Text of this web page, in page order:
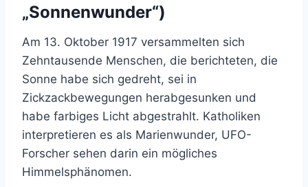
„Sonnenwunder“)
Am 13. Oktober 1917 versammelten sich
Zehntausende Menschen, die berichteten, die
Sonne habe sich gedreht, sei in
Zickzackbewegungen herabgesunken und
habe farbiges Licht abgestrahlt. Katholiken
interpretieren es als Marienwunder, UFO-
Forscher sehen darin ein mögliches
Himmelsphänomen.